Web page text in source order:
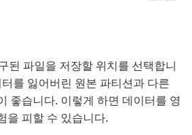
된 파일을 저장할 위치를 선택합니
를 잃어버린 원본 파티션과 다른
좋습니다. 이렇게 하면 데이터를 영
을 피할 수 있습니다.